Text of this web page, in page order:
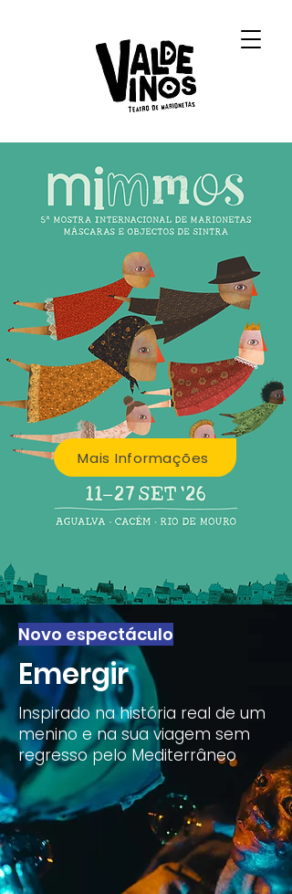
Mais Informações
Novo espectáculo
Emergir
Inspirado na história real de um
menino e na sua viagem sem
regresso pelo Mediterrâneo